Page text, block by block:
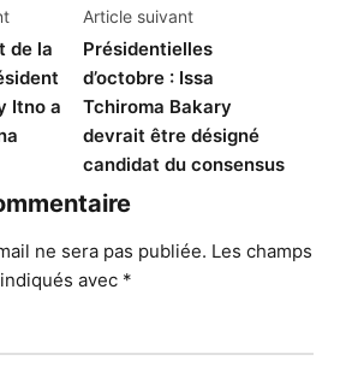
de la
Itno a
Article suivant
Présidentielles
d’octobre : Issa
Tchiroma Bakary
devrait être désigné
candidat du consensus
ne sera pas publiée. Les champs
avec *